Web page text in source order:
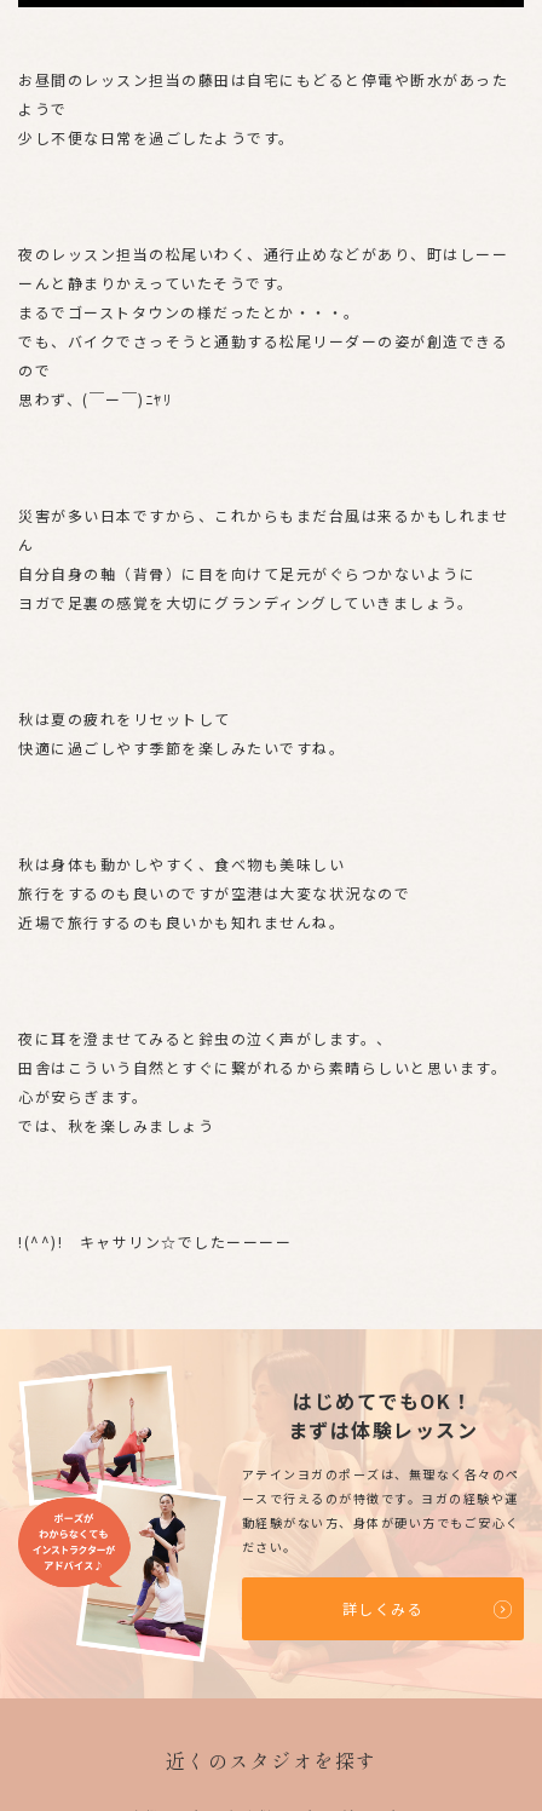
お昼間のレッスン担当の藤田は自宅にもどると停電や断水があった
ようで
少し不便な日常を過ごしたようです。
夜のレッスン担当の松尾いわく、通行止めなどがあり、町はしーー
ーんと静まりかえっていたそうです。
まるでゴーストタウンの様だったとか・・・。
でも、バイクでさっそうと通勤する松尾リーダーの姿が創造できる
ので
思わず、(￣ー￣)ﾆﾔﾘ
災害が多い日本ですから、これからもまだ台風は来るかもしれませ
ん
自分自身の軸（背骨）に目を向けて足元がぐらつかないように
ヨガで足裏の感覚を大切にグランディングしていきましょう。
秋は夏の疲れをリセットして
快適に過ごしやす季節を楽しみたいですね。
秋は身体も動かしやすく、食べ物も美味しい
旅行をするのも良いのですが空港は大変な状況なので
近場で旅行するのも良いかも知れませんね。
夜に耳を澄ませてみると鈴虫の泣く声がします。、
田舎はこういう自然とすぐに繋がれるから素晴らしいと思います。
心が安らぎます。
では、秋を楽しみましょう
!(^^)! キャサリン☆でしたーーーー
はじめてでもOK！
まずは体験レッスン
アテインヨガのポーズは、無理なく各々のペ
ースで行えるのが特徴です。ヨガの経験や運
動経験がない方、身体が硬い方でもご安心く
ださい。
詳しくみる
近くのスタジオを探す